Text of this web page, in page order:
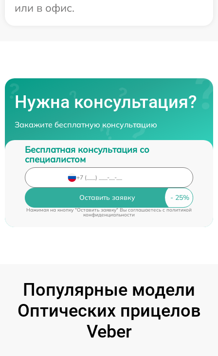
или в офис.
Нужна консультация?
Закажите бесплатную консультацию
Бесплатная консультация со
специалистом
Оставить заявку
Нажимая на кнопку "Оставить заявку" Вы соглашаетесь cполитикой
конфиденциальности
Популярные модели
Оптических прицелов
Veber